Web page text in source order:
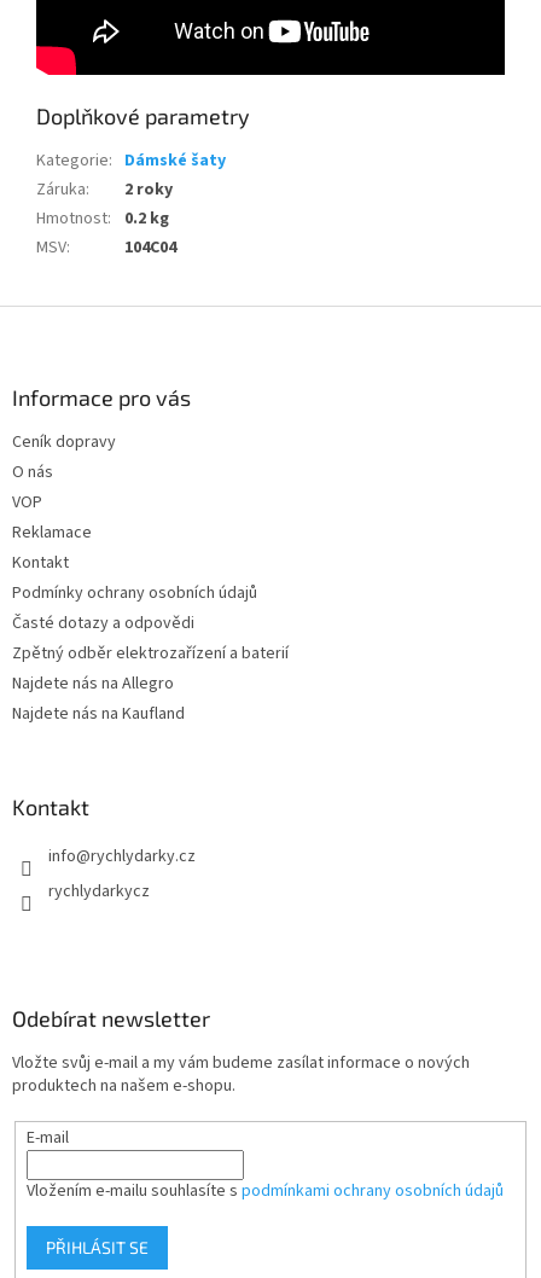
Doplňkové parametry
Kategorie: Dámské šaty
Záruka:
2 roky
Hmotnost:
0.2 kg
MSV: 104C04
Informace pro vás
Ceník dopravy
O nás
VOP
Reklamace
Kontakt
Podmínky ochrany osobních údajů
Časté dotazy a odpovědi
Zpětný odběr elektrozařízení a baterií
Najdete nás na Allegro
Najdete nás na Kaufland
Kontakt
info@rychlydarky.cz
rychlydarkycz
Odebírat newsletter
Vložte svůj e-mail a my vám budeme zasílat informace o nových
produktech na našem e-shopu.
E-mail
Vložením e-mailu souhlasíte s podmínkami ochrany osobních údajů
PŘIHLÁSIT SE